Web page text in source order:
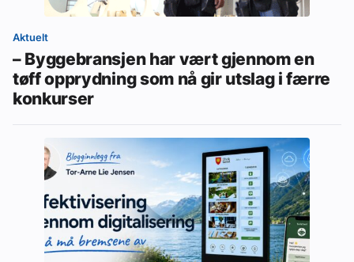
Aktuelt
– Byggebransjen har vært gjennom en
tøff opprydning som nå gir utslag i færre
konkurser